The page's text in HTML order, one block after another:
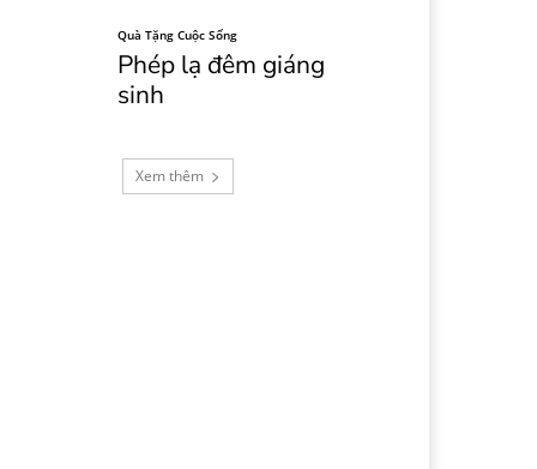
Quà Tặng Cuộc Sống
Phép lạ đêm giáng
sinh
Xem thêm